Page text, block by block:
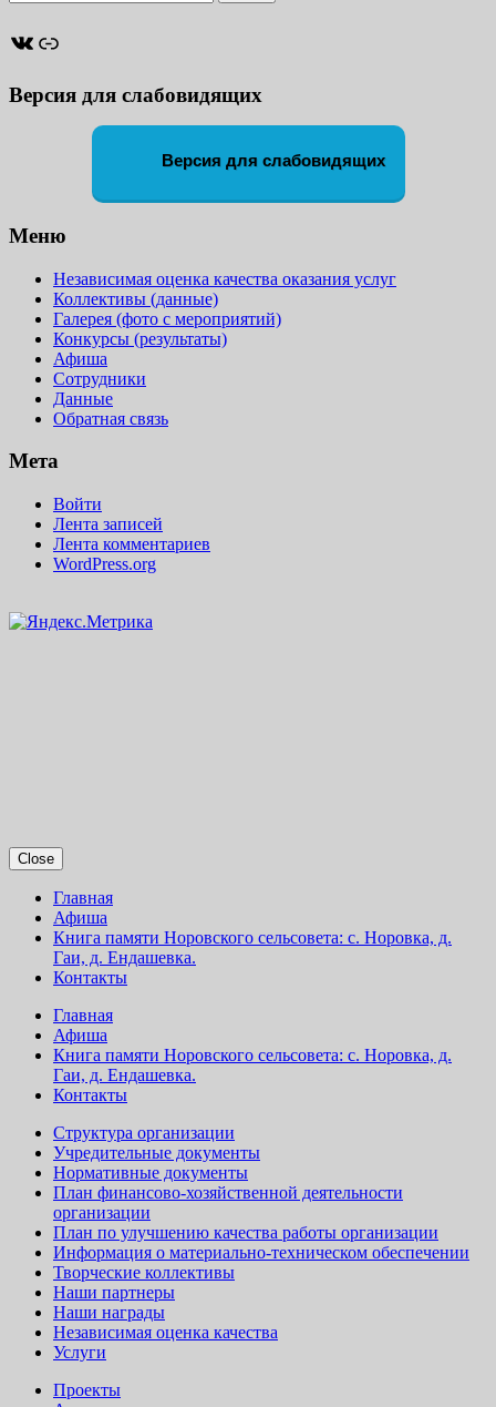
ВКонтакте
Ссылка
Версия для слабовидящих
Версия для слабовидящих
Меню
Независимая оценка качества оказания услуг
Коллективы (данные)
Галерея (фото с мероприятий)
Конкурсы (результаты)
Афиша
Сотрудники
Данные
Обратная связь
Мета
Войти
Лента записей
Лента комментариев
WordPress.org
Close
Главная
Афиша
Книга памяти Норовского сельсовета: с. Норовка, д.
Гаи, д. Ендашевка.
Контакты
Главная
Афиша
Книга памяти Норовского сельсовета: с. Норовка, д.
Гаи, д. Ендашевка.
Контакты
Структура организации
Учредительные документы
Нормативные документы
План финансово-хозяйственной деятельности
организации
План по улучшению качества работы организации
Информация о материально-техническом обеспечении
Творческие коллективы
Наши партнеры
Наши награды
Независимая оценка качества
Услуги
Проекты